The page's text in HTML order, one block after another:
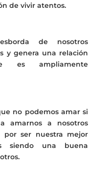
de vivir atentos.
de nosotros
y genera una relación
es ampliamente
no podemos amar si
amarnos a nosotros
por ser nuestra mejor
siendo una buena